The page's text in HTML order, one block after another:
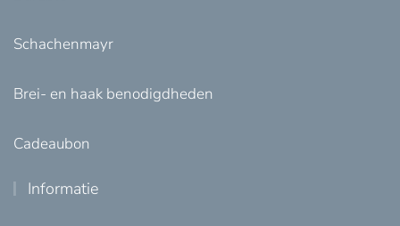
Schachenmayr
Brei- en haak benodigdheden
Cadeaubon
Informatie